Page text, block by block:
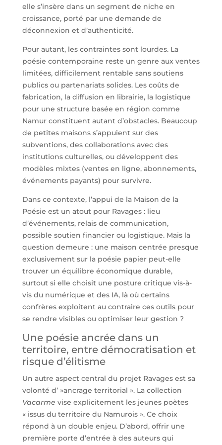
elle s’insère dans un segment de niche en
croissance, porté par une demande de
déconnexion et d’authenticité.
Pour autant, les contraintes sont lourdes. La
poésie contemporaine reste un genre aux ventes
limitées, difficilement rentable sans soutiens
publics ou partenariats solides. Les coûts de
fabrication, la diffusion en librairie, la logistique
pour une structure basée en région comme
Namur constituent autant d’obstacles. Beaucoup
de petites maisons s’appuient sur des
subventions, des collaborations avec des
institutions culturelles, ou développent des
modèles mixtes (ventes en ligne, abonnements,
événements payants) pour survivre.
Dans ce contexte, l’appui de la Maison de la
Poésie est un atout pour Ravages : lieu
d’événements, relais de communication,
possible soutien financier ou logistique. Mais la
question demeure : une maison centrée presque
exclusivement sur la poésie papier peut-elle
trouver un équilibre économique durable,
surtout si elle choisit une posture critique vis-à-
vis du numérique et des IA, là où certains
confrères exploitent au contraire ces outils pour
se rendre visibles ou optimiser leur gestion ?
Une poésie ancrée dans un
territoire, entre démocratisation et
risque d’élitisme
Un autre aspect central du projet Ravages est sa
volonté d’ »ancrage territorial ». La collection
Vacarme vise explicitement les jeunes poètes
« issus du territoire du Namurois ». Ce choix
répond à un double enjeu. D’abord, offrir une
première porte d’entrée à des auteurs qui